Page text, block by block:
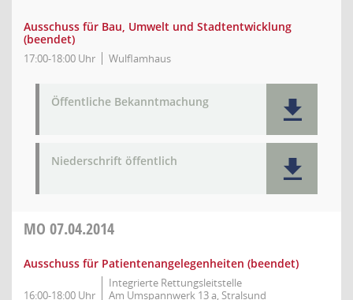
Ausschuss für Bau, Umwelt und Stadtentwicklung
(beendet)
17:00-18:00 Uhr Wulflamhaus
Öffentliche Bekanntmachung
Niederschrift öffentlich
MO 07.04.2014
Ausschuss für Patientenangelegenheiten (beendet)
16:00-18:00 Uhr
Integrierte Rettungsleitstelle
Am Umspannwerk 13 a, Stralsund